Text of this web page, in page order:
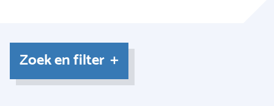
Zoek en filter